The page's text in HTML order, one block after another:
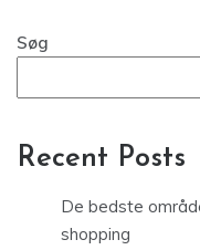
Søg
Recent Posts
De bedste
shopping